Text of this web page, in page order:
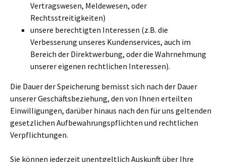
Vertragswesen, Meldewesen, oder
Rechtsstreitigkeiten)
unsere berechtigten Interessen (z.B. die
Verbesserung unseres Kundenservices, auch im
Bereich der Direktwerbung, oder die Wahrnehmung
unserer eigenen rechtlichen Interessen).
Die Dauer der Speicherung bemisst sich nach der Dauer
unserer Geschäftsbeziehung, den von Ihnen erteilten
Einwilligungen, darüber hinaus nach den für uns geltenden
gesetzlichen Aufbewahrungspflichten und rechtlichen
Verpflichtungen.
Sie können jederzeit unentgeltlich Auskunft über Ihre